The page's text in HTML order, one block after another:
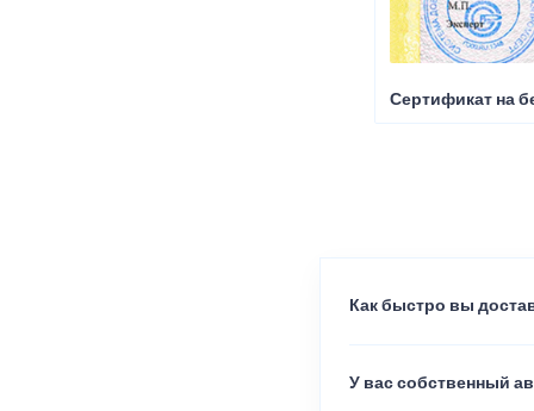
Сертификат на
Как быстро вы
У вас собственный